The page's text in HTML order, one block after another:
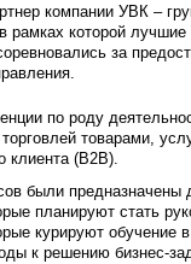
компании УВК –
рамках которой
за
по роду
товарами,
клиента (В2В).
были предназначены
планируют стать
курируют
к решению бизнес-